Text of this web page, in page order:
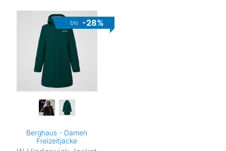
bis -28%
Berghaus - Damen
Freizeitjacke